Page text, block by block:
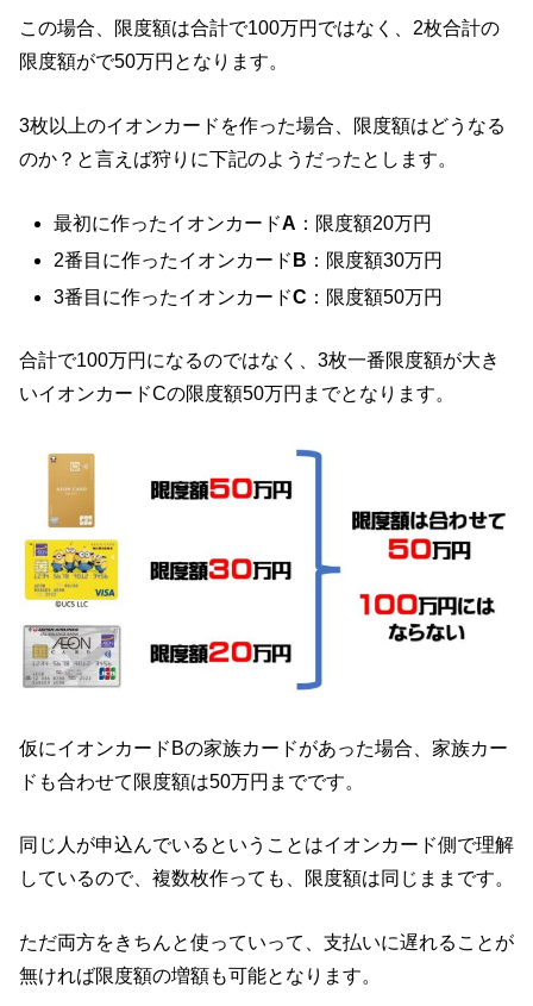
この場合、限度額は合計で100万円ではなく、2枚合計の
限度額がで50万円となります。
3枚以上のイオンカードを作った場合、限度額はどうなる
のか？と言えば狩りに下記のようだったとします。
最初に作ったイオンカードA ：限度額20万円
2番目に作ったイオンカード B ：限度額30万円
3番目に作ったイオンカードC ：限度額50万円
合計で100万円になるのではなく、3枚一番限度額が大き
いイオンカードCの限度額50万円までとなります。
仮にイオンカードBの家族カードがあった場合、家族カー
ドも合わせて限度額は50万円までです。
同じ人が申込んでいるということはイオンカード側で理解
しているので、複数枚作っても、限度額は同じままです。
ただ両方をきちんと使っていって、支払いに遅れることが
無ければ限度額の増額も可能となります。